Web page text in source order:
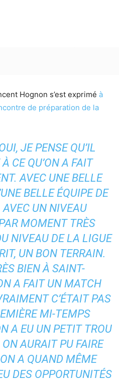
Hognon s’est exprimé à
de préparation de la
JE PENSE QU’IL
CE QU’ON A FAIT
AVEC UNE BELLE
BELLE ÉQUIPE DE
UN NIVEAU
MOMENT TRÈS
NIVEAU DE LA LIGUE
UN BON TERRAIN.
BIEN À SAINT-
A FAIT UN MATCH
C’ÉTAIT PAS
MI-TEMPS
A EU UN PETIT TROU
AURAIT PU FAIRE
A QUAND MÊME
DES OPPORTUNITÉS